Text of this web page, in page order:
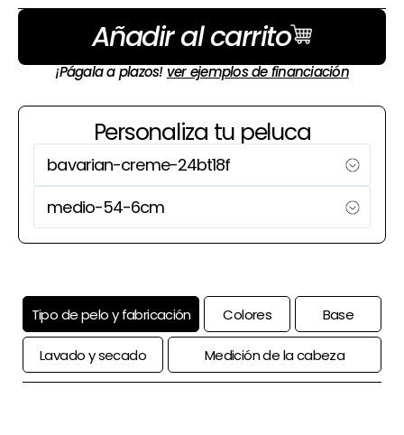
Añadir al carrito
¡Págala a plazos! ver ejemplos de financiación
Personaliza tu peluca
Tipo de pelo y fabricación Colores Base
Lavado y secado Medición de la cabeza